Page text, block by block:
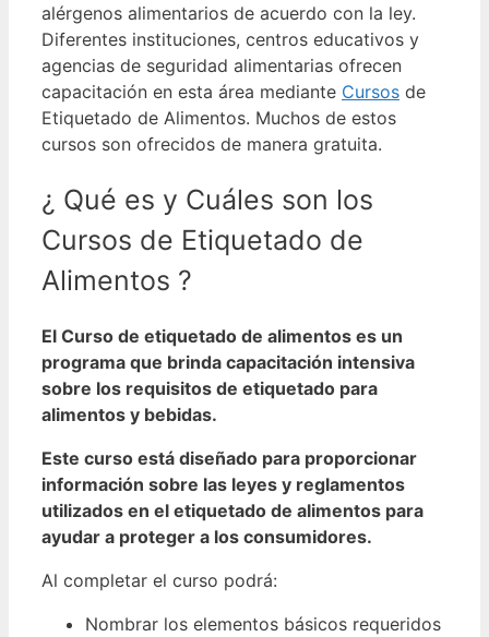
alérgenos alimentarios de acuerdo con la ley.
Diferentes instituciones, centros educativos y
agencias de seguridad alimentarias ofrecen
capacitación en esta área mediante Cursos de
Etiquetado de Alimentos. Muchos de estos
cursos son ofrecidos de manera gratuita.
¿ Qué es y Cuáles son los
Cursos de Etiquetado de
Alimentos ?
El Curso de etiquetado de alimentos es un
programa que brinda capacitación intensiva
sobre los requisitos de etiquetado para
alimentos y bebidas.
Este curso está diseñado para proporcionar
información sobre las leyes y reglamentos
utilizados en el etiquetado de alimentos para
ayudar a proteger a los consumidores.
Al completar el curso podrá:
Nombrar los elementos básicos requeridos